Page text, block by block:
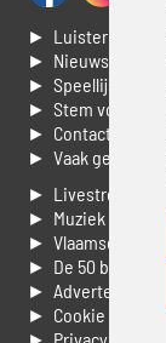
► Luisteren naar
► Nieuws
► Speellijst
► Stem voor de
► Contacteer ons
► Vaak gestelde
► Livestream
► Muziek
► Vlaamse 100
► De 50 beste
► Adverteren op
► Cookie